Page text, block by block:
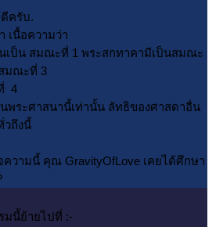
รับ.
อความว่า
สมณะที่ 1 พระสกทาคามีเป็นสมณะ
มณะที่ 3
ะที่ 4
ศาสนานี้เท่านั้น ลัทธิของศาสดาอื่น
วถึงนี้
นี้ คุณ GravityOfLove เคยได้ศึกษา
ย้ายไปที่ :-